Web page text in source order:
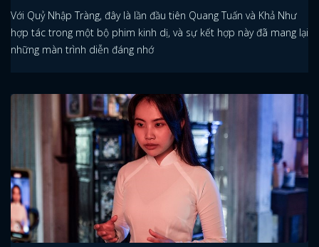
Với Quỷ Nhập Tràng, đây là lần đầu tiên Quang Tuấn và Khả Như
hợp tác trong một bộ phim kinh dị, và sự kết hợp này đã mang lại
những màn trình diễn đáng nhớ